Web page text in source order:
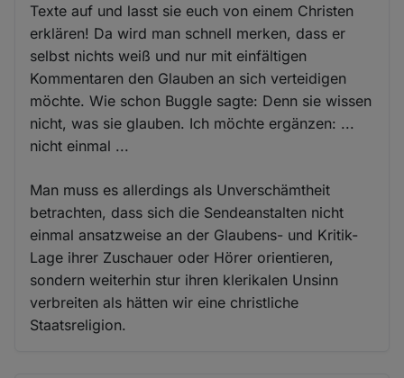
Texte auf und lasst sie euch von einem Christen
erklären! Da wird man schnell merken, dass er
selbst nichts weiß und nur mit einfältigen
Kommentaren den Glauben an sich verteidigen
möchte. Wie schon Buggle sagte: Denn sie wissen
nicht, was sie glauben. Ich möchte ergänzen: ...
nicht einmal ...
Man muss es allerdings als Unverschämtheit
betrachten, dass sich die Sendeanstalten nicht
einmal ansatzweise an der Glaubens- und Kritik-
Lage ihrer Zuschauer oder Hörer orientieren,
sondern weiterhin stur ihren klerikalen Unsinn
verbreiten als hätten wir eine christliche
Staatsreligion.